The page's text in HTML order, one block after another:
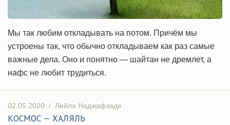
Мы так любим откладывать на потом. Причём мы
устроены так, что обычно откладываем как раз самые
важные дела. Оно и понятно — шайтан не дремлет, а
нафс не любит трудиться.
02.05.2020 / Лейла Наджафзаде
КОСМОС — ХАЛЯЛЬ